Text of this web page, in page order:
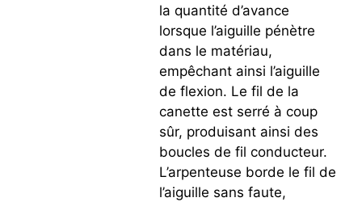
la quantité d’avance
lorsque l’aiguille pénètre
dans le matériau,
empêchant ainsi l’aiguille
de flexion. Le fil de la
canette est serré à coup
sûr, produisant ainsi des
boucles de fil conducteur.
L’arpenteuse borde le fil de
l’aiguille sans faute,